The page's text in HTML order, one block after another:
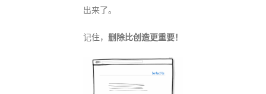
出来了。
记住， 删除比创造更重要！